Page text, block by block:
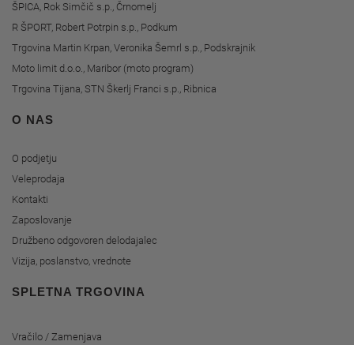
ŠPICA, Rok Simčič s.p., Črnomelj
R ŠPORT, Robert Potrpin s.p., Podkum
Trgovina Martin Krpan, Veronika Šemrl s.p., Podskrajnik
Moto limit d.o.o., Maribor (moto program)
Trgovina Tijana, STN Škerlj Franci s.p., Ribnica
O NAS
O podjetju
Veleprodaja
Kontakti
Zaposlovanje
Družbeno odgovoren delodajalec
Vizija, poslanstvo, vrednote
SPLETNA TRGOVINA
Vračilo / Zamenjava